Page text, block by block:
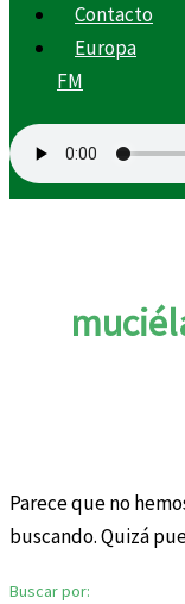
Contacto
Europa
FM
Parece que no
buscando. Quizá
Buscar por: